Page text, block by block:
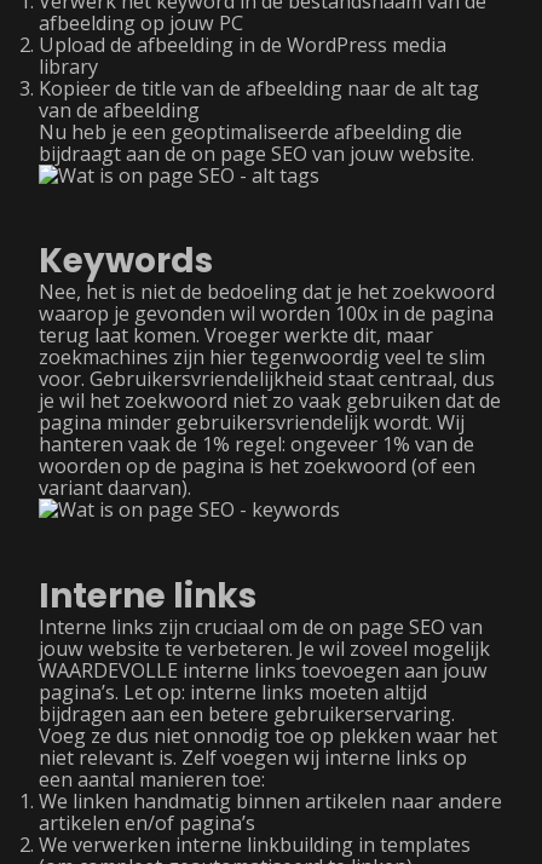
afbeelding op jouw PC
Upload de afbeelding in de WordPress media
library
Kopieer de title van de afbeelding naar de alt tag
van de afbeelding
Nu heb je een geoptimaliseerde afbeelding die
bijdraagt aan de on page SEO van jouw website.
Keywords
Nee, het is niet de bedoeling dat je het zoekwoord
waarop je gevonden wil worden 100x in de pagina
terug laat komen. Vroeger werkte dit, maar
zoekmachines zijn hier tegenwoordig veel te slim
voor. Gebruikersvriendelijkheid staat centraal, dus
je wil het zoekwoord niet zo vaak gebruiken dat de
pagina minder gebruikersvriendelijk wordt. Wij
hanteren vaak de 1% regel: ongeveer 1% van de
woorden op de pagina is het zoekwoord (of een
variant daarvan).
Interne links
Interne links zijn cruciaal om de on page SEO van
jouw website te verbeteren. Je wil zoveel mogelijk
WAARDEVOLLE interne links toevoegen aan jouw
pagina’s. Let op: interne links moeten altijd
bijdragen aan een betere gebruikerservaring.
Voeg ze dus niet onnodig toe op plekken waar het
niet relevant is. Zelf voegen wij interne links op
een aantal manieren toe:
We linken handmatig binnen artikelen naar andere
artikelen en/of pagina’s
We verwerken interne linkbuilding in templates